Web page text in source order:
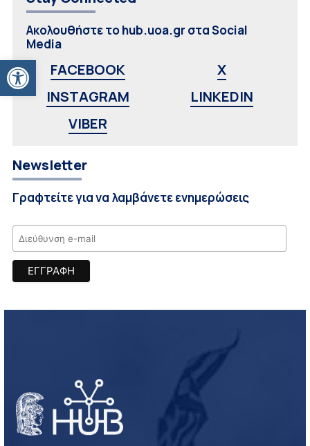
Ανοίξτε τη γραμμή εργαλείων
Ακολουθήστε το hub.uoa.gr στα Social
Media
FACEBOOK
X
INSTAGRAM
LINKEDIN
VIBER
Newsletter
Γραφτείτε για να λαμβάνετε ενημερώσεις